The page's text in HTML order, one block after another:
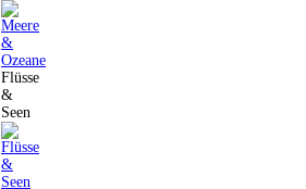
Flüsse
&
Seen